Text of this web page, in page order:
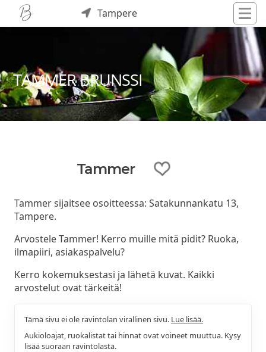
Tampere
TAMMER BRUNSSI
Tammer
Tammer sijaitsee osoitteessa: Satakunnankatu 13,
Tampere.
Arvostele Tammer! Kerro muille mitä pidit? Ruoka,
ilmapiiri, asiakaspalvelu?
Kerro kokemuksestasi ja lähetä kuvat. Kaikki
arvostelut ovat tärkeitä!
Tämä sivu ei ole ravintolan virallinen sivu. Lue lisää.
Aukioloajat, ruokalistat tai hinnat ovat voineet muuttua. Kysy
lisää suoraan ravintolasta.